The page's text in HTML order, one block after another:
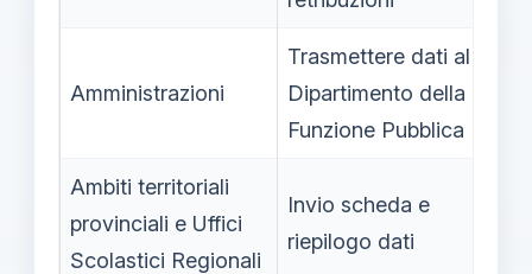
Amministrazioni
Trasmettere dati al
Dipartimento della
Funzione Pubblica
Ambiti territoriali
provinciali e Uffici
Scolastici Regionali
Invio scheda e
riepilogo dati